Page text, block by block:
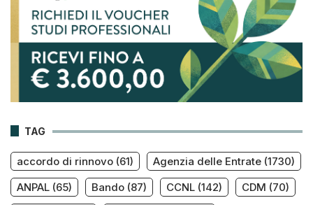
TAG
accordo di rinnovo (61) Agenzia delle Entrate (1730)
ANPAL (65) Bando (87) CCNL (142) CDM (70)